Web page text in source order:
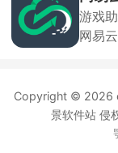
息，
台内
格、
共同
游戏
网易
手游
化的
惯。
验。
Copyright © 2026
景软件站 侵